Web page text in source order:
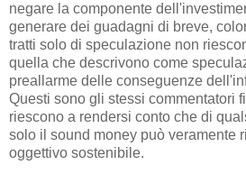
negare la componente
generare dei guadagni di breve,
tratti solo di speculazione non
quella che descrivono come
preallarme delle conseguenze
Questi sono gli stessi commentatori
riescono a rendersi conto che di
solo il sound money può veramente
oggettivo sostenibile.